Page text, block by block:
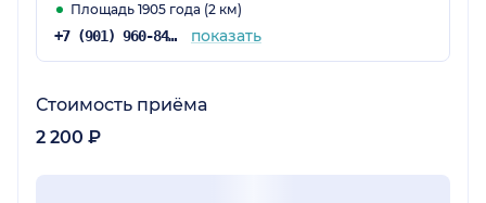
Площадь 1905 года (2 км)
+7 (901) 960-84-27 показать
Стоимость приёма
2 200 ₽